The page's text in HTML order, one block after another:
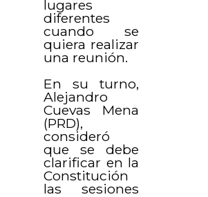
lugares
diferentes
cuando se
quiera realizar
una reunión.
En su turno,
Alejandro
Cuevas Mena
(PRD),
consideró
que se debe
clarificar en la
Constitución
las sesiones